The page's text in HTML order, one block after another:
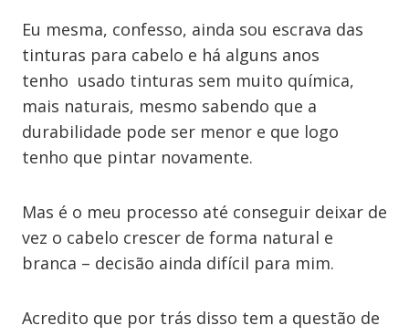
Eu mesma, confesso, ainda sou escrava das
tinturas para cabelo e há alguns anos
tenho usado tinturas sem muito química,
mais naturais, mesmo sabendo que a
durabilidade pode ser menor e que logo
tenho que pintar novamente.
Mas é o meu processo até conseguir deixar de
vez o cabelo crescer de forma natural e
branca – decisão ainda difícil para mim.
Acredito que por trás disso tem a questão de